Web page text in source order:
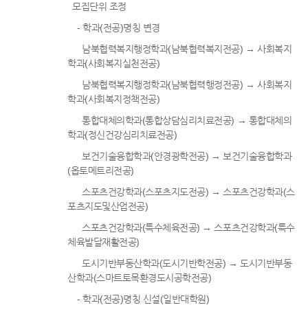
모집단위 조정
- 학과(전공)명칭 변경
남북협력복지행정학과(남북협력복지전공) → 사회복지
학과(사회복지실천전공)
남북협력복지행정학과(남북협력행정전공) → 사회복지
학과(사회복지정책전공)
통합대체의학과(통합상담심리치료전공) → 통합대체의
학과(정신건강심리치료전공)
보건기술융합학과(안경광학전공) → 보건기술융합학과
(옵토메트리전공)
스포츠건강학과(스포츠지도전공) → 스포츠건강학과(스
포츠지도및산업전공)
스포츠건강학과(특수체육전공) → 스포츠건강학과(특수
체육발달재활전공)
도시기반부동산학과(도시기반학전공) → 도시기반부동
산학과(스마트토목환경도시공학전공)
- 학과(전공)명칭 신설(일반대학원)